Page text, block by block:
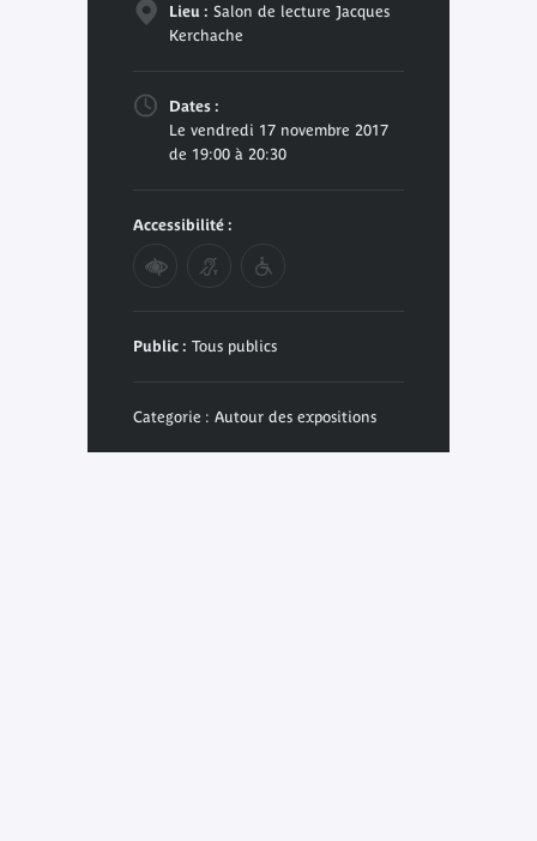
Lieu : Salon de lecture Jacques
Kerchache
Dates :
Le vendredi 17 novembre 2017
de 19:00 à 20:30
Accessibilité :
Public : Tous publics
Categorie : Autour des expositions